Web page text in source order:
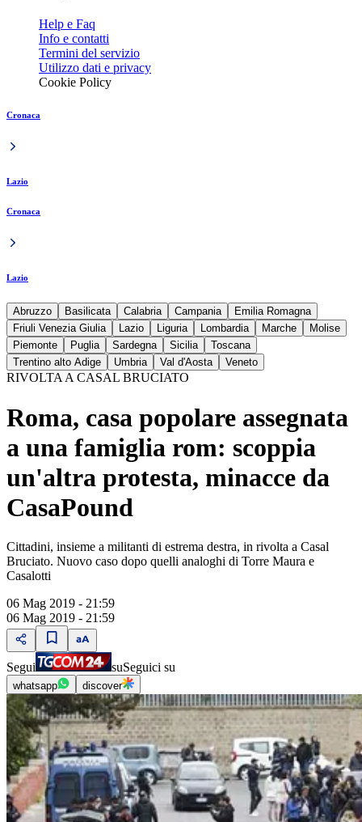
Help e Faq
Info e contatti
Termini del servizio
Utilizzo dati e privacy
Cookie Policy
Cronaca
Lazio
Cronaca
Lazio
Abruzzo Basilicata Calabria Campania
Emilia Romagna
Friuli Venezia Giulia
Lazio Liguria Lombardia Marche
Molise
Piemonte
Puglia Sardegna Sicilia
Toscana
Trentino alto Adige
Umbria Val d'Aosta Veneto
RIVOLTA A CASAL BRUCIATO
Roma, casa popolare assegnata
a una famiglia rom: scoppia
un'altra protesta, minacce da
CasaPound
Cittadini, insieme a militanti di estrema destra, in rivolta a Casal
Bruciato. Nuovo caso dopo quelli analoghi di Torre Maura e
Casalotti
06 Mag 2019 - 21:59
06 Mag 2019 - 21:59
Segui suSeguici su
whatsapp discover